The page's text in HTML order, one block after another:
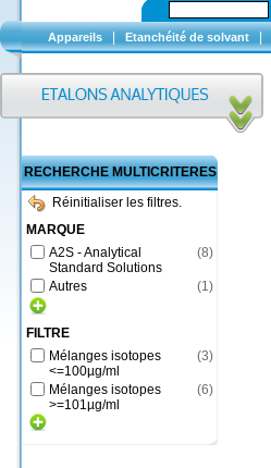
Appareils Etanchéité de solvant
RECHERCHE MULTICRITERES
Réinitialiser les filtres.
MARQUE
A2S - Analytical
Standard Solutions
(8)
Autres (1)
FILTRE
Mélanges isotopes
<=100µg/ml
(3)
Mélanges isotopes
>=101µg/ml
(6)